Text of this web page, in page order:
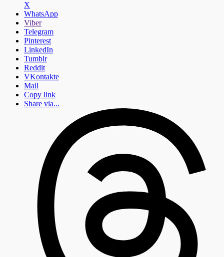
X
WhatsApp
Viber
Telegram
Pinterest
LinkedIn
Tumblr
Reddit
VKontakte
Mail
Copy link
Share via...